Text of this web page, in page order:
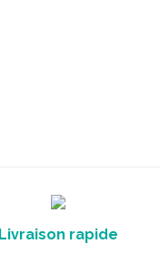
Livraison rapide